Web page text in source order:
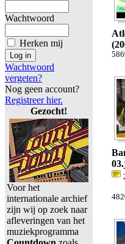
Wachtwoord
Herken mij
Wachtwoord
vergeten?
Nog geen account?
Registreer hier.
Gezocht!
Voor het
internationale archief
zijn wij op zoek naar
afleveringen van het
muziekprogramma